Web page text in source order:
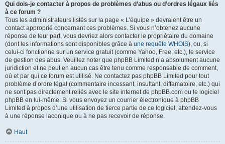
Qui dois-je contacter à propos de problèmes d’abus ou d’ordres légaux liés
à ce forum ?
Tous les administrateurs listés sur la page « L’équipe » devraient être un
contact approprié concernant ces problèmes. Si vous n’obtenez aucune
réponse de leur part, vous devriez alors contacter le propriétaire du domaine
(dont les informations sont disponibles grâce à une requête WHOIS), ou, si
celui-ci fonctionne sur un service gratuit (comme Yahoo, Free, etc.), le service
de gestion des abus. Veuillez noter que phpBB Limited n’a absolument aucune
juridiction et ne peut en aucun cas être tenu comme responsable de comment,
où et par qui ce forum est utilisé. Ne contactez pas phpBB Limited pour tout
problème d’ordre légal (commentaire incessant, insultant, diffamatoire, etc.) qui
ne sont pas directement reliés avec le site internet de phpBB.com ou le logiciel
phpBB en lui-même. Si vous envoyez un courrier électronique à phpBB
Limited à propos d’une utilisation de tierce partie de ce logiciel, attendez-vous
à une réponse laconique ou à ne pas recevoir de réponse.
Haut